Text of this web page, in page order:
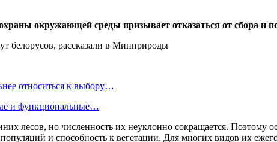
окружающей среды призывает отказаться от сбора
относиться к выбору…
и функциональные…
лесов, но численность их неуклонно сокращается. Поэтому
и способность к вегетации. Для многих видов их